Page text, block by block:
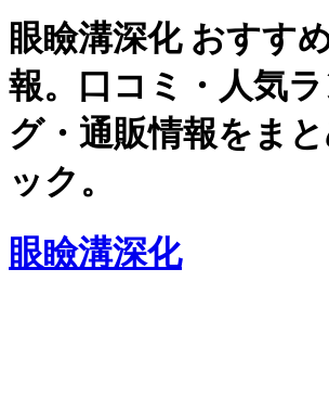
眼瞼溝深化 おすす
報。口コミ・人気
グ・通販情報をま
ック。
眼瞼溝深化